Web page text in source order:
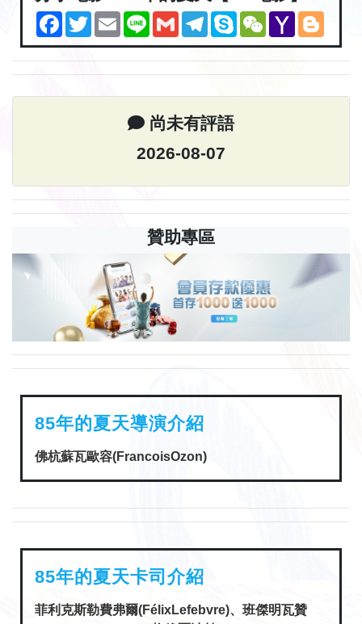
Facebook
TwitterEmailLine GmailTelegramSkypeWeChatYahoo
Mail
尚未有評語
2026-08-07
贊助專區
85年的夏天導演介紹
佛杭蘇瓦歐容(FrancoisOzon)
85年的夏天卡司介紹
菲利克斯勒費弗爾(FélixLefebvre)、班傑明瓦贊